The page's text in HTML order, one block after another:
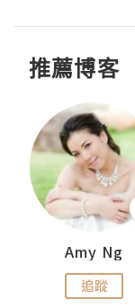
推薦博客
Amy Ng
追蹤